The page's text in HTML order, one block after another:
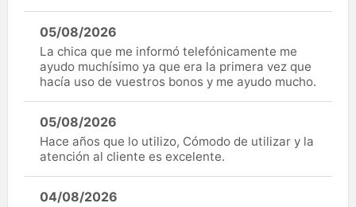
05/08/2026
La chica que me informó telefónicamente me
ayudo muchísimo ya que era la primera vez que
hacía uso de vuestros bonos y me ayudo mucho.
05/08/2026
Hace años que lo utilizo, Cómodo de utilizar y la
atención al cliente es excelente.
04/08/2026